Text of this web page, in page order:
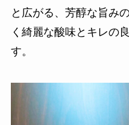
と広がる、芳醇な旨み
く綺麗な酸味とキレの
す。